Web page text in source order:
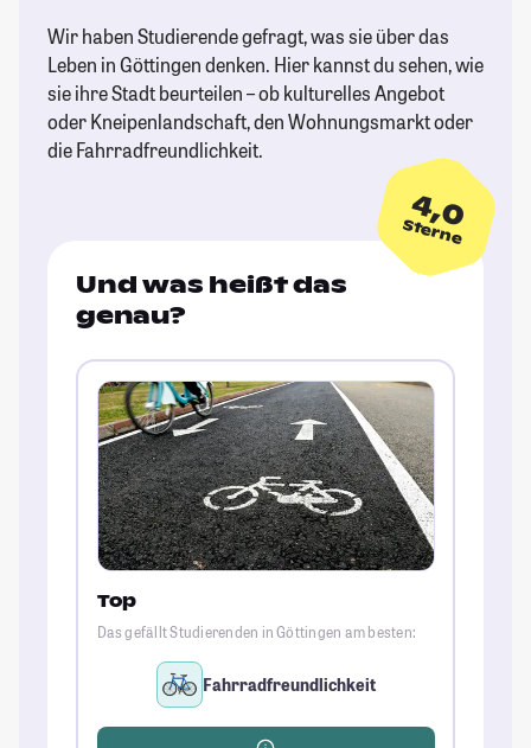
Wir haben Studierende gefragt, was sie über das
Leben in Göttingen denken. Hier kannst du sehen, wie
sie ihre Stadt beurteilen – ob kulturelles Angebot
oder Kneipenlandschaft, den Wohnungsmarkt oder
die Fahrradfreundlichkeit.
4,0
Sterne
Und was heißt das
genau?
Top
Das gefällt Studierenden in Göttingen am besten:
Fahrradfreundlichkeit